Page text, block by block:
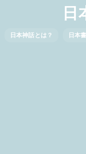
日
日本神話とは？ 日本